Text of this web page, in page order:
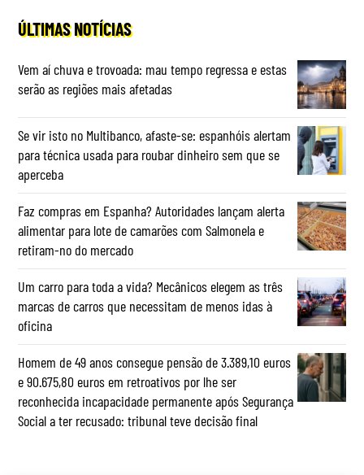
ÚLTIMAS NOTÍCIAS
Vem aí chuva e trovoada: mau tempo regressa e estas
serão as regiões mais afetadas
Se vir isto no Multibanco, afaste-se: espanhóis alertam
para técnica usada para roubar dinheiro sem que se
aperceba
Faz compras em Espanha? Autoridades lançam alerta
alimentar para lote de camarões com Salmonela e
retiram-no do mercado
Um carro para toda a vida? Mecânicos elegem as três
marcas de carros que necessitam de menos idas à
oficina
Homem de 49 anos consegue pensão de 3.389,10 euros
e 90.675,80 euros em retroativos por lhe ser
reconhecida incapacidade permanente após Segurança
Social a ter recusado: tribunal teve decisão final